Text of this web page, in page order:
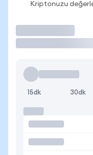
Kriptonuzu
15dk 30dk